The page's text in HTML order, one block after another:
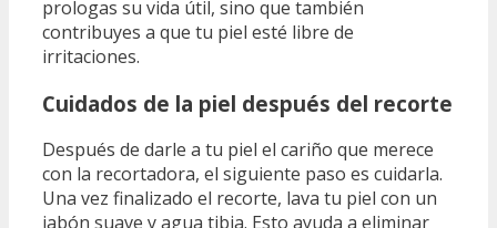
prologas su vida útil, sino que también
contribuyes a que tu piel esté libre de
irritaciones.
Cuidados de la piel después del recorte
Después de darle a tu piel el cariño que merece
con la recortadora, el siguiente paso es cuidarla.
Una vez finalizado el recorte, lava tu piel con un
jabón suave y agua tibia. Esto ayuda a eliminar